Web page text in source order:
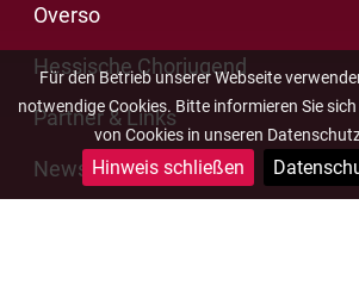
Für den Betrieb unserer Webseite
notwendige Cookies. Bitte informieren Sie
von Cookies in unseren
Hinweis schließen
Overso
Hessische Chorjugend
Partner & Links
Newsletter